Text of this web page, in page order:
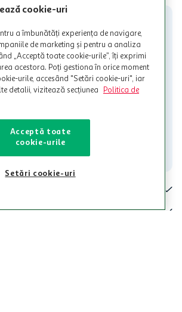
acțiuni promotionale indicate de Auchan si
utilizarii Cardului in perioada in
sau in perioada in care sunt efectuate
tehnice la sistemul de utilizarea al Cardului.
Contacteaza-ne!
9141 contact@auchan.ro
Contact
cookie-uri
a îmbunătăți experiența de navigare,
de marketing și pentru a analiza
„Acceptă toate cookie-urile”, îți exprimi
acestora. Poți gestiona în orice moment
urile, accesând "Setări cookie-uri", iar
detalii, vizitează secțiunea
Politica de
Acceptă toate
cookie-urile
Setări cookie-uri